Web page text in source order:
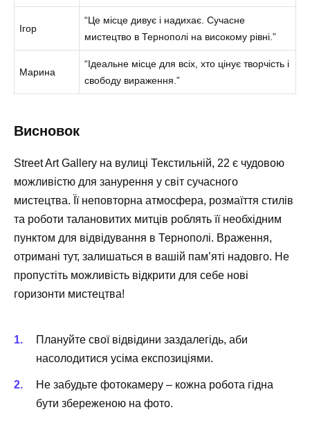
Ігор
“Це місце дивує і надихає. Сучасне
мистецтво в Тернополі на високому рівні.”
Марина
“Ідеальне місце для всіх, хто цінує творчість і
свободу вираження.”
Висновок
Street Art Gallery на вулиці Текстильній, 22 є чудовою
можливістю для занурення у світ сучасного
мистецтва. Її неповторна атмосфера, розмаїття стилів
та роботи талановитих митців роблять її необхідним
пунктом для відвідування в Тернополі. Враження,
отримані тут, залишаться в вашій пам’яті надовго. Не
пропустіть можливість відкрити для себе нові
горизонти мистецтва!
Плануйте свої відвідини заздалегідь, аби
насолодитися усіма експозиціями.
Не забудьте фотокамеру – кожна робота гідна
бути збереженою на фото.